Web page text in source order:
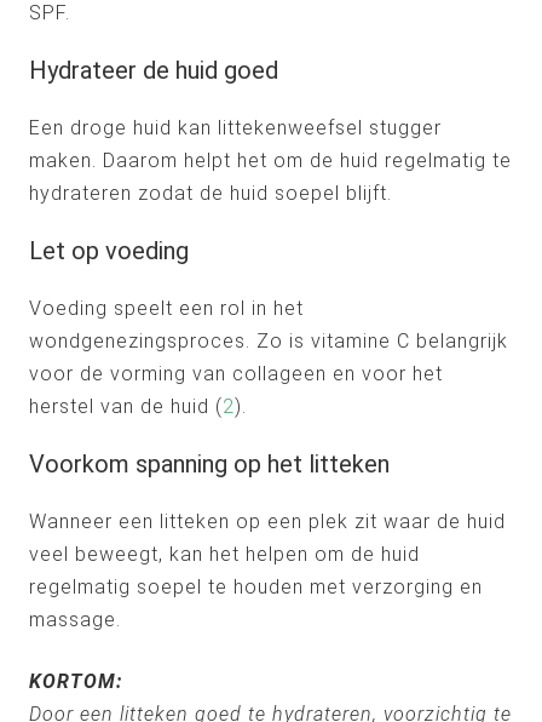
SPF.
Hydrateer de huid goed
Een droge huid kan littekenweefsel stugger
maken. Daarom helpt het om de huid regelmatig te
hydrateren zodat de huid soepel blijft.
Let op voeding
Voeding speelt een rol in het
wondgenezingsproces. Zo is vitamine C belangrijk
voor de vorming van collageen en voor het
herstel van de huid (2).
Voorkom spanning op het litteken
Wanneer een litteken op een plek zit waar de huid
veel beweegt, kan het helpen om de huid
regelmatig soepel te houden met verzorging en
massage.
KORTOM:
Door een litteken goed te hydrateren, voorzichtig te